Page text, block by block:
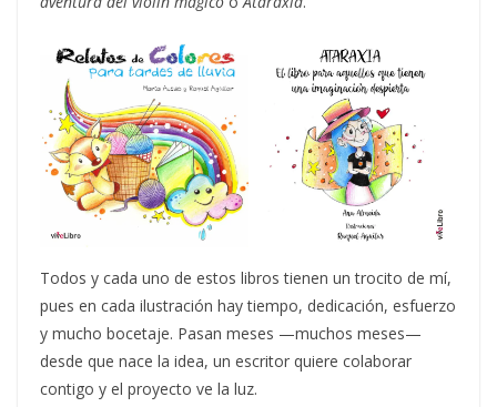
Todos y cada uno de estos libros tienen un trocito de mí,
pues en cada ilustración hay tiempo, dedicación, esfuerzo
y mucho bocetaje. Pasan meses —muchos meses—
desde que nace la idea, un escritor quiere colaborar
contigo y el proyecto ve la luz.